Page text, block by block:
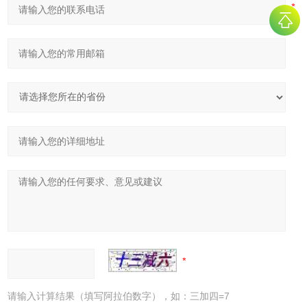
请输入计算结果（填写阿拉伯数字），如：三加四=7